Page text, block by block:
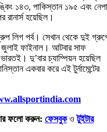
১৪৩, পাকিস্তান ১৯৫ এবং
হয়েছিল।
গ্রুপ লিগ পর্ব। সেখান থেকে দুই
জুলাই ফাইনাল। আটবার সাফ
দু’বার চ্যাম্পিয়ন হয়েছিল
একবার করে এই টুর্নামেন্টের
ফলো করুন: ফেসবুকওটুইটার